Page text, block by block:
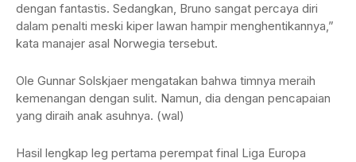
dengan fantastis. Sedangkan, Bruno sangat percaya diri
dalam penalti meski kiper lawan hampir menghentikannya,”
kata manajer asal Norwegia tersebut.
Ole Gunnar Solskjaer mengatakan bahwa timnya meraih
kemenangan dengan sulit. Namun, dia dengan pencapaian
yang diraih anak asuhnya. (wal)
Hasil lengkap leg pertama perempat final Liga Europa